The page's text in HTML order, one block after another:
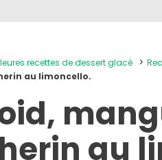
recettes de dessert glacé
au limoncello.
au